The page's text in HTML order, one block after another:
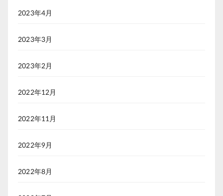
2023年4月
2023年3月
2023年2月
2022年12月
2022年11月
2022年9月
2022年8月